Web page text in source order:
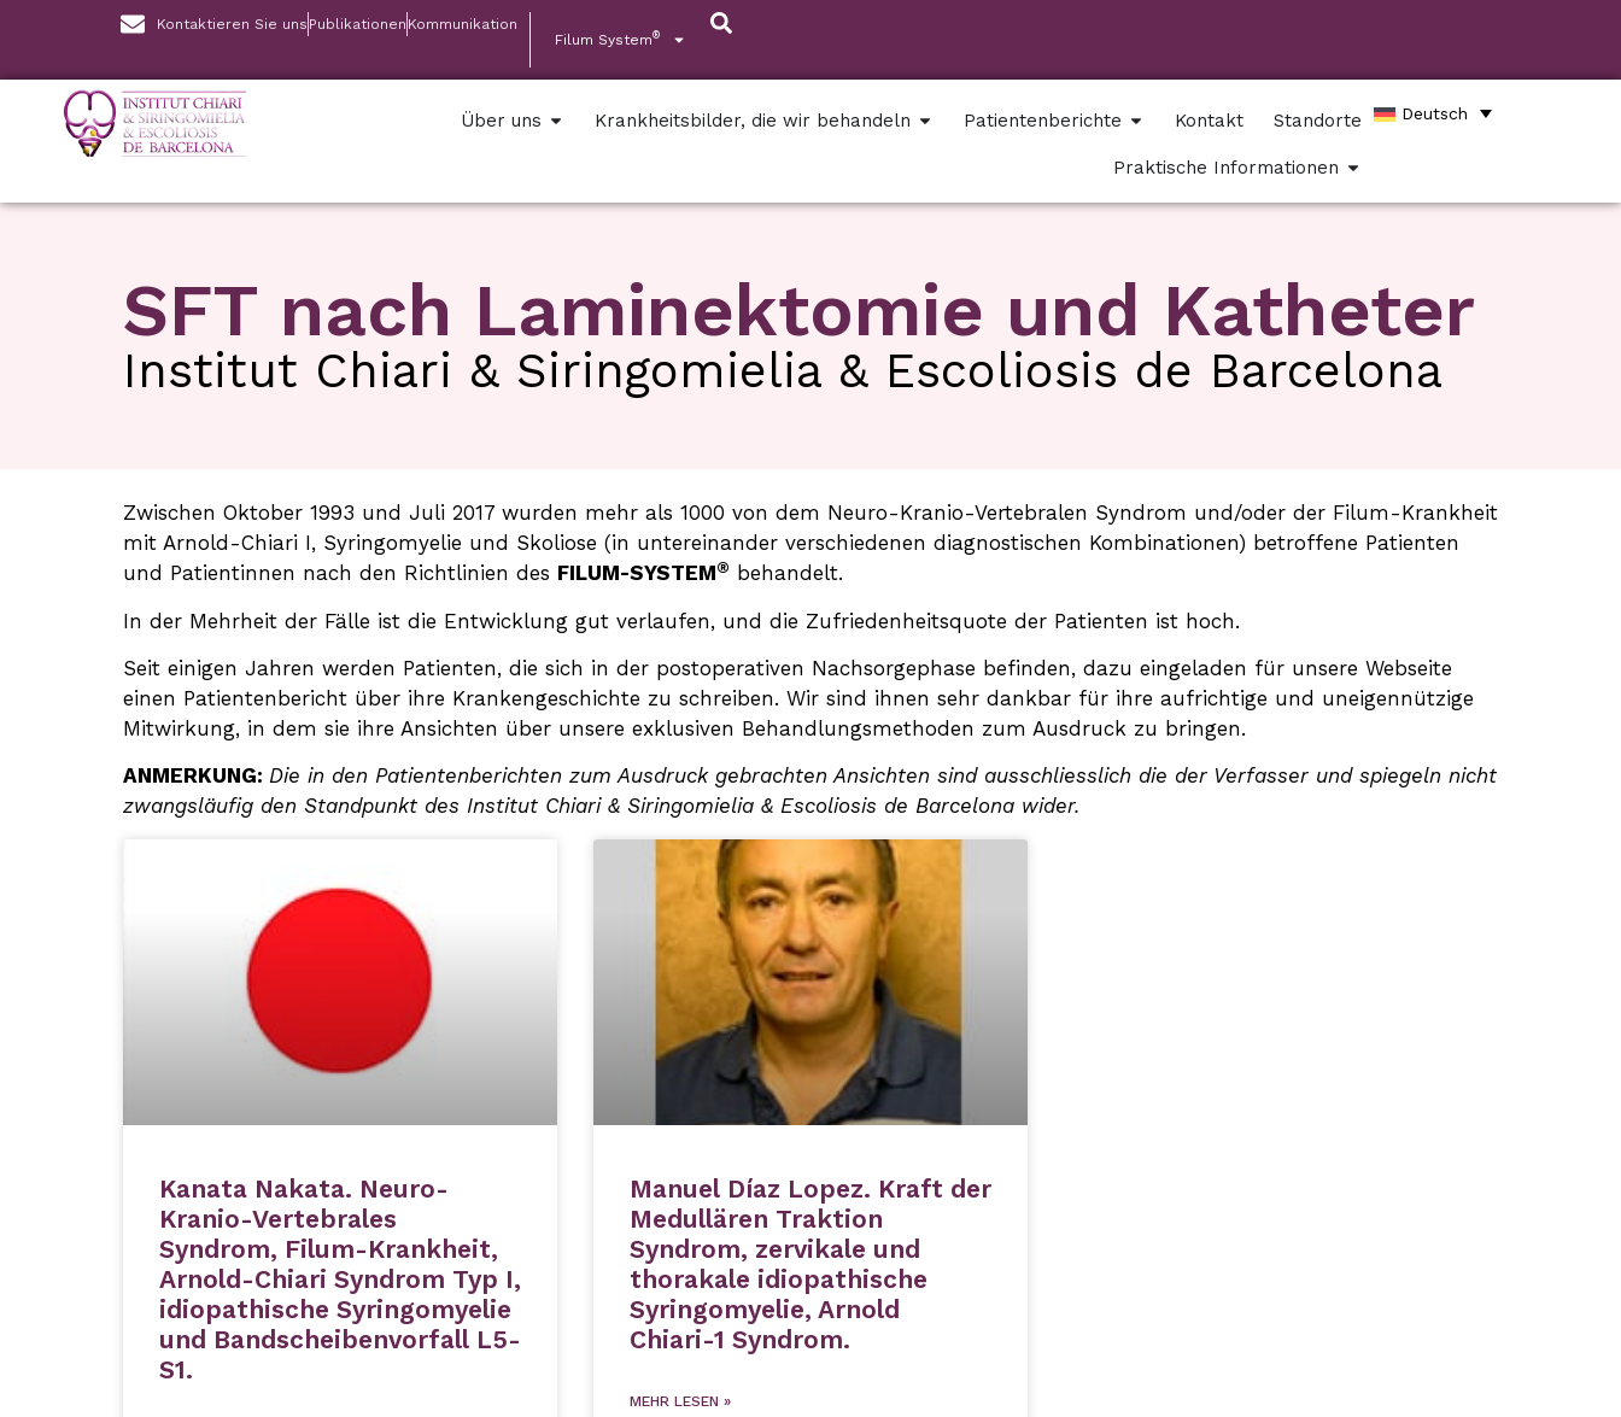
Kontaktieren Sie uns Publikationen Kommunikation
Filum System®
Über uns Krankheitsbilder, die wir behandeln Patientenberichte Kontakt Standorte
Praktische Informationen
Deutsch
SFT nach Laminektomie und Katheter
Institut Chiari & Siringomielia & Escoliosis de Barcelona
Zwischen Oktober 1993 und Juli 2017 wurden mehr als 1000 von dem Neuro-Kranio-Vertebralen Syndrom und/oder der Filum-Krankheit
mit Arnold-Chiari I, Syringomyelie und Skoliose (in untereinander verschiedenen diagnostischen Kombinationen) betroffene Patienten
und Patientinnen nach den Richtlinien des FILUM-SYSTEM®
behandelt.
In der Mehrheit der Fälle ist die Entwicklung gut verlaufen, und die Zufriedenheitsquote der Patienten ist hoch.
Seit einigen Jahren werden Patienten, die sich in der postoperativen Nachsorgephase befinden, dazu eingeladen für unsere Webseite
einen Patientenbericht über ihre Krankengeschichte zu schreiben. Wir sind ihnen sehr dankbar für ihre aufrichtige und uneigennützige
Mitwirkung, in dem sie ihre Ansichten über unsere exklusiven Behandlungsmethoden zum Ausdruck zu bringen.
ANMERKUNG: Die in den Patientenberichten zum Ausdruck gebrachten Ansichten sind ausschliesslich die der Verfasser und spiegeln nicht
zwangsläufig den Standpunkt des Institut Chiari & Siringomielia & Escoliosis de Barcelona wider.
Kanata Nakata. Neuro-
Kranio-Vertebrales
Syndrom, Filum-Krankheit,
Arnold-Chiari Syndrom Typ I,
idiopathische Syringomyelie
und Bandscheibenvorfall L5-
S1.
Manuel Díaz Lopez. Kraft der
Medullären Traktion
Syndrom, zervikale und
thorakale idiopathische
Syringomyelie, Arnold
Chiari-1 Syndrom.
MEHR LESEN »